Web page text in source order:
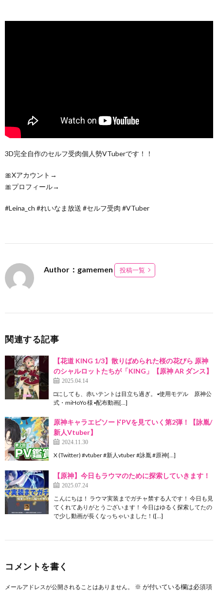
3D完全自作のセルフ受肉個人勢VTuberです！！
🎀Xアカウント→
🎀プロフィール→
#Leina_ch #れいなま放送 #セルフ受肉 #VTuber
Author：gamemen 投稿一覧
関連する記事
【花道 KING 1/3】散りばめられた桜の花びら 原神
のシャルロットたちが「KING」【原神 AR ダンス】
2025.04.14
□にしても、赤いテントは目立ち過ぎ。 ▪️使用モデル 原神公
式・miHoYo 様 ▪️配布動画[…]
原神キャラエピソードPVを見ていく第2弾！【詠胤/
新人Vtuber】
2024.11.30
X (Twitter) #vtuber #新人vtuber #詠胤 #原神[…]
【原神】今日もラウマのために探索していきます！
2025.07.24
こんにちは！ ラウマ実装までガチャ禁する人です！ 今日も見
てくれてありがとうございます！ 今日はゆるく探索してたの
で少し動画が長くなっちゃいました！([…]
コメントを書く
メールアドレスが公開されることはありません。 ※ が付いている欄は必須項